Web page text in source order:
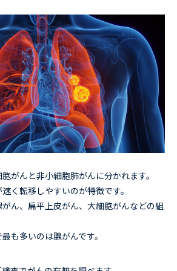
がんと非小細胞肺がんに分かれます。
く転移しやすいのが特徴です。
ん、扁平上皮がん、大細胞がんなどの組
も多いのは腺がんです。